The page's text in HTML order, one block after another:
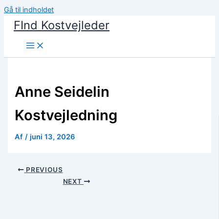
Gå til indholdet
FInd Kostvejleder
Anne Seidelin
Kostvejledning
Af/ juni 13, 2026
PREVIOUS
NEXT